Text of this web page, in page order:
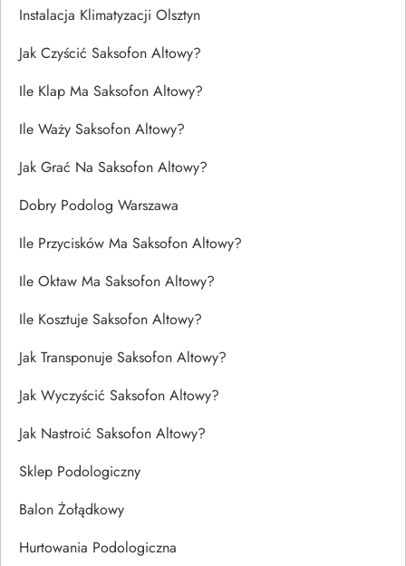
Instalacja Klimatyzacji Olsztyn
Jak Czyścić Saksofon Altowy?
Ile Klap Ma Saksofon Altowy?
Ile Waży Saksofon Altowy?
Jak Grać Na Saksofon Altowy?
Dobry Podolog Warszawa
Ile Przycisków Ma Saksofon Altowy?
Ile Oktaw Ma Saksofon Altowy?
Ile Kosztuje Saksofon Altowy?
Jak Transponuje Saksofon Altowy?
Jak Wyczyścić Saksofon Altowy?
Jak Nastroić Saksofon Altowy?
Sklep Podologiczny
Balon Żołądkowy
Hurtowania Podologiczna